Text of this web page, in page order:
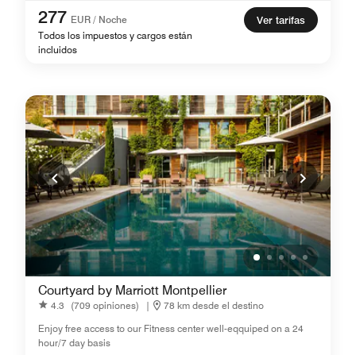
277 EUR / Noche
Todos los impuestos y cargos están
incluidos
Ver tarifas
Courtyard by Marriott Montpellier
4.3 (709 opiniones) |
78 km desde el destino
Enjoy free access to our Fitness center well-eqquiped on a 24
hour/7 day basis